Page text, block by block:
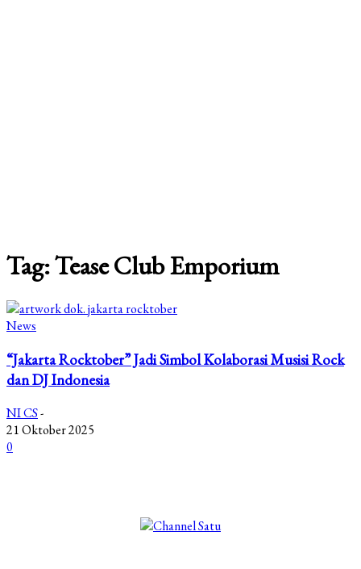
Tag: Tease Club Emporium
News
“Jakarta Rocktober” Jadi Simbol Kolaborasi Musisi Rock
dan DJ Indonesia
NI CS-
21 Oktober 2025
0